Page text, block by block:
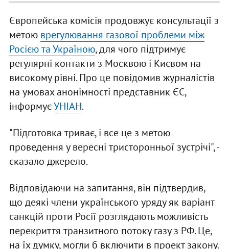
Європейська комісія продовжує консультації з
метою врегулювання газової проблеми між
Росією та Україною, для чого підтримує
регулярні контакти з Москвою і Києвом на
високому рівні. Про це повідомив журналістів
на умовах анонімності представник ЄС,
інформуєУНІАН.
"Підготовка триває, і все це з метою
проведення у вересні тристоронньої зустрічі", -
сказало джерело.
Відповідаючи на запитання, він підтвердив,
що деякі члени українського уряду як варіант
санкцій проти Росії розглядають можливість
перекриття транзитного потоку газу з РФ. Це,
на їх думку, могли б включити в проект закону.